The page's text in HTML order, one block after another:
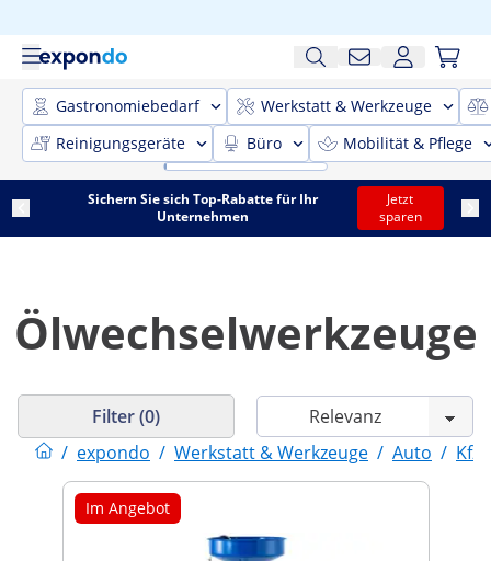
Gastronomiebedarf
Werkstatt & Werkzeuge
Reinigungsgeräte
Büro Mobilität & Pflege
Sichern Sie sich Top-Rabatte für Ihr
Unternehmen
Jetzt
sparen
Ölwechselwerkzeuge
/ expondo / Werkstatt & Werkzeuge / Auto /
Filter (0)
Im Angebot